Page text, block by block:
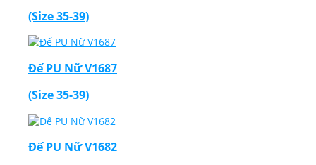
(Size 35-39)
Đế PU Nữ V1687
(Size 35-39)
Đế PU Nữ V1682